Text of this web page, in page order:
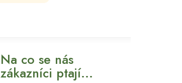
Na co se nás
zákazníci ptají...